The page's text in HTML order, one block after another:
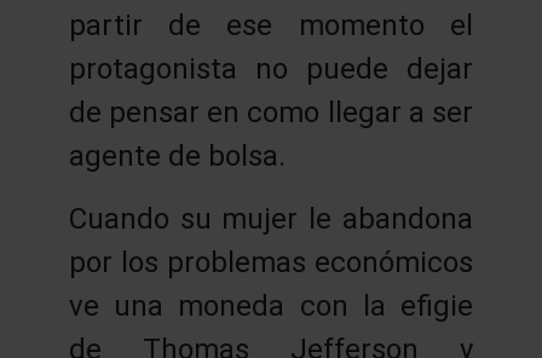
partir de ese momento el
protagonista no puede dejar
de pensar en como llegar a ser
agente de bolsa.
Cuando su mujer le abandona
por los problemas económicos
ve una moneda con la efigie
de Thomas Jefferson y